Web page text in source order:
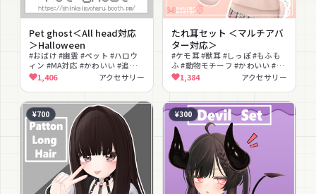
Pet ghost＜All head対応
＞Halloween
#おばけ #幽霊 #ペット #ハロウ
ィン #MA対応 #かわいい #追従 #
デフォルメ #ゆるかわ
1,406 アクセサリー
たれ耳セット ＜マルチアバ
ター対応＞
#ケモ耳 #獣耳 #しっぽ #もふも
ふ #動物モチーフ #かわいい #ふ
わふわ #MA対応 #マルチアバタ
ー対応
1,384 アクセサリー
¥700 ¥300